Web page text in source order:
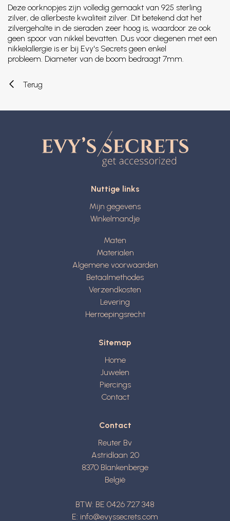
Deze oorknopjes zijn volledig gemaakt van 925 sterling
zilver, de allerbeste kwaliteit zilver. Dit betekend dat het
zilvergehalte in de sieraden zeer hoog is, waardoor ze ook
geen spoor van nikkel bevatten. Dus voor diegenen met een
nikkelallergie is er bij Evy's Secrets geen enkel
probleem. Diameter van de boom bedraagt 7mm.
Terug
Nuttige links
Mijn gegevens
Winkelmandje
Maten
Materialen
Algemene voorwaarden
Betaalmethodes
Verzendkosten
Levering
Herroepingsrecht
Sitemap
Home
Juwelen
Piercings
Contact
Contact
Reuter Bv
Astridlaan 20
8370 Blankenberge
België
BTW: BE 0426 727 348
E: info@evyssecrets.com